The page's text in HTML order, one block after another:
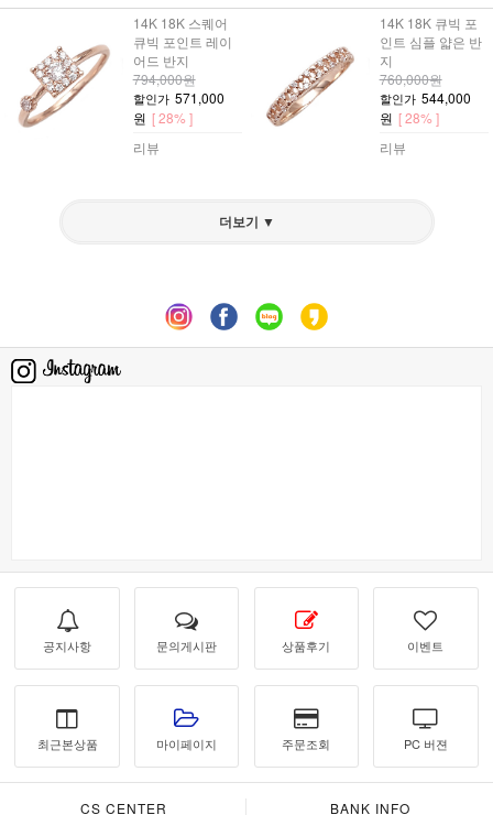
14K 18K 스퀘어
큐빅 포인트 레이
어드 반지
794,000원
할인가 571,000
원 [ 28% ]
리뷰
14K 18K 큐빅 포
인트 심플 얇은 반
지
760,000원
할인가 544,000
원 [ 28% ]
리뷰
더보기 ▼
공지사항 문의게시판 상품후기 이벤트
최근본상품 마이페이지 주문조회 PC 버젼
CS CENTER BANK INFO